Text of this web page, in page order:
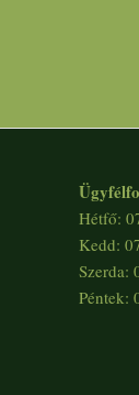
Hétfő:
Kedd:
Szerda:
Péntek: